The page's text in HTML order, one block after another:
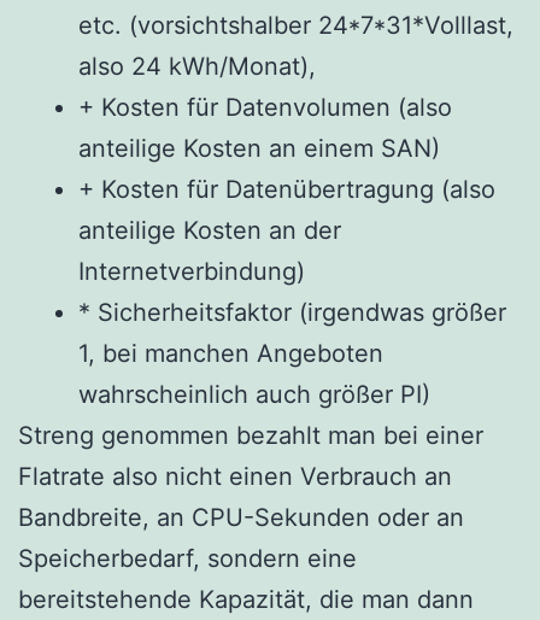
etc. (vorsichtshalber 24*7*31*Volllast,
also 24 kWh/Monat),
+ Kosten für Datenvolumen (also
anteilige Kosten an einem SAN)
+ Kosten für Datenübertragung (also
anteilige Kosten an der
Internetverbindung)
* Sicherheitsfaktor (irgendwas größer
1, bei manchen Angeboten
wahrscheinlich auch größer PI)
Streng genommen bezahlt man bei einer
Flatrate also nicht einen Verbrauch an
Bandbreite, an CPU-Sekunden oder an
Speicherbedarf, sondern eine
bereitstehende Kapazität, die man dann